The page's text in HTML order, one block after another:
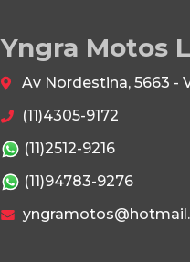
Yngra Motos
Av Nordestina, 5663 -
(11)4305-9172
(11)2512-9216
(11)94783-9276